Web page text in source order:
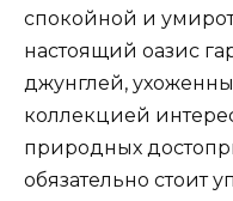
спокойной и
настоящий оазис
джунглей,
коллекцией
природных
обязательно стоит